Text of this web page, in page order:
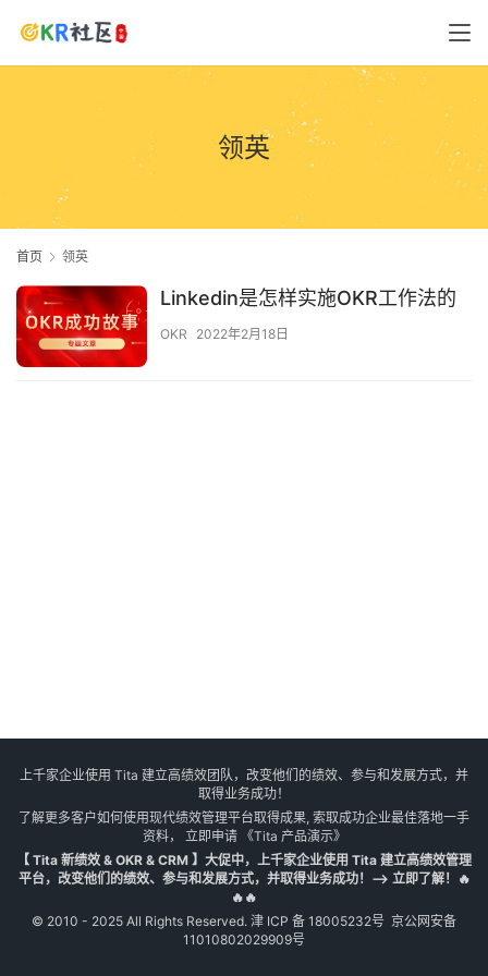
领英
首页 领英
Linkedin是怎样实施OKR工作法的
OKR 2022年2月18日
上千家企业使用 Tita 建立高绩效团队，改变他们的绩效、参与和发展方式，并
取得业务成功！
了解更多客户如何使用现代绩效管理平台取得成果, 索取成功企业最佳落地一手
资料， 立即申请《Tita 产品演示》
【 Tita 新绩效 & OKR & CRM 】大促中，上千家企业使用 Tita 建立高绩效管理
平台，改变他们的绩效、参与和发展方式，并取得业务成功！--> 立即了解！🔥
🔥🔥
© 2010 - 2025 All Rights Reserved. 津 ICP 备 18005232号 京公网安备
11010802029909号